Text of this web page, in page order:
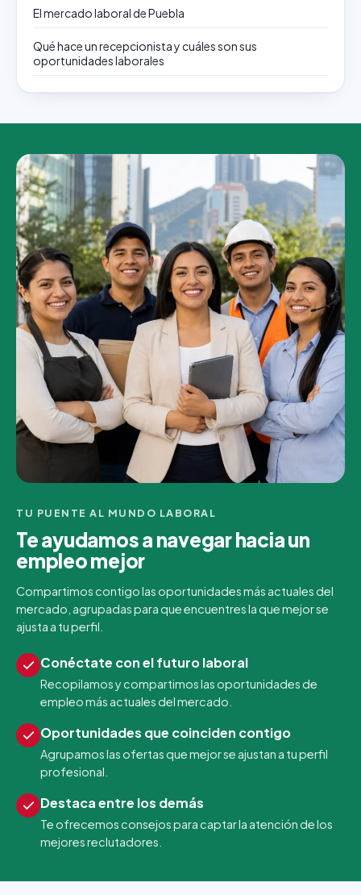
El mercado laboral de Puebla
Qué hace un recepcionista y cuáles son sus
oportunidades laborales
TU PUENTE AL MUNDO LABORAL
Te ayudamos a navegar hacia un
empleo mejor
Compartimos contigo las oportunidades más actuales del
mercado, agrupadas para que encuentres la que mejor se
ajusta a tu perfil.
Conéctate con el futuro laboral
Recopilamos y compartimos las oportunidades de
empleo más actuales del mercado.
Oportunidades que coinciden contigo
Agrupamos las ofertas que mejor se ajustan a tu perfil
profesional.
Destaca entre los demás
Te ofrecemos consejos para captar la atención de los
mejores reclutadores.